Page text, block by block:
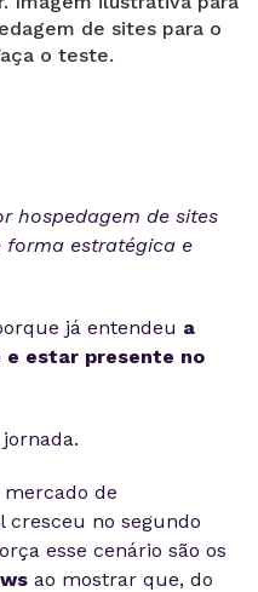
hospedagem de sites
forma estratégica e
já entendeu a
estar presente no
mercado de
cresceu no segundo
esse cenário são os
ao mostrar que, do